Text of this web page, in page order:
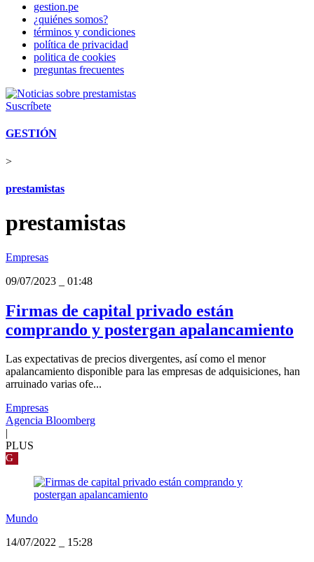
gestion.pe
¿quiénes somos?
términos y condiciones
política de privacidad
politica de cookies
preguntas frecuentes
Suscríbete
GESTIÓN
>
prestamistas
prestamistas
Empresas
09/07/2023
01:48
Firmas de capital privado están
comprando y postergan apalancamiento
Las expectativas de precios divergentes, así como el menor
apalancamiento disponible para las empresas de adquisiciones, han
arruinado varias ofe...
Empresas
Agencia Bloomberg
PLUS
G
Mundo
14/07/2022
15:28